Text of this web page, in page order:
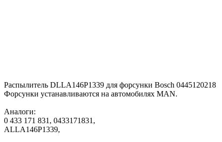
Распылитель DLLA146P1339 для форсунки Bosch 0445120218
Форсунки устанавливаются на автомобилях MAN.
Аналоги:
0 433 171 831, 0433171831,
ALLA146P1339,